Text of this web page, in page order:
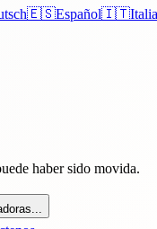
🇪🇸Español🇮🇹
haber sido movida.